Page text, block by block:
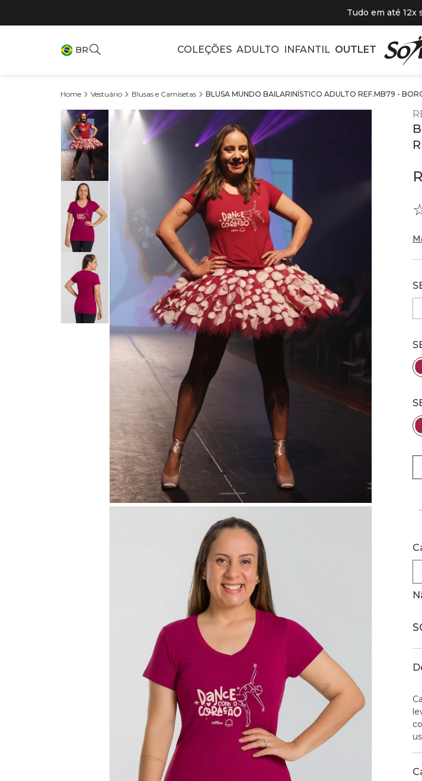
Tudo em até 12x
BR COLEÇÕES ADULTO INFANTIL OUTLET
Vestuário Blusas e Camisetas BLUSA MUNDO BAILARINÍSTICO ADULTO REF.MB79 -